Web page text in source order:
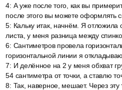
4: А уже после того, как вы
после этого вы можете оформлять
5: Кальку итак, начнём. Я отложила
листа, у меня разница между
6: Сантиметров провела
горизонтальной линии я
7: И делённое на 2 у меня обхват
54 сантиметра от точки, а ставлю
8: Так, наверное, мешает. Через